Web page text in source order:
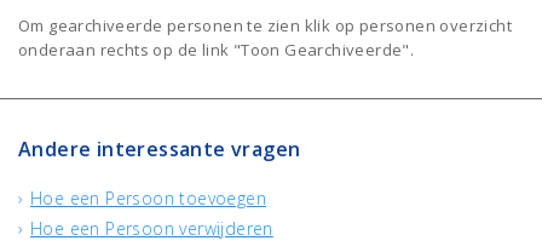
Om gearchiveerde personen te zien klik op personen overzicht
onderaan rechts op de link "Toon Gearchiveerde".
Andere interessante vragen
Hoe een Persoon toevoegen
Hoe een Persoon verwijderen